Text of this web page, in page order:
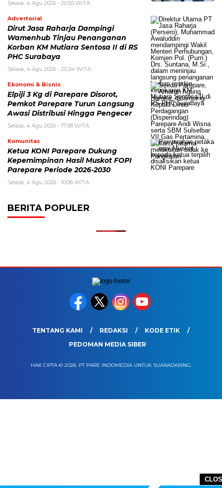
Selasa, 4 Agu 2026 - 20:50 WITA
Advertorial
Dirut Jasa Raharja Dampingi
Wamenhub Tinjau Penanganan
Korban KM Mutiara Sentosa II di RS
PHC Surabaya
Selasa, 4 Agu 2026 - 20:34 WITA
Ekonomi & Bisnis
Elpiji 3 Kg di Parepare Disorot,
Pemkot Parepare Turun Langsung
Awasi Distribusi Hingga Pengecer
Selasa, 4 Agu 2026 - 17:08 WITA
Komunitas
Ketua KONI Parepare Dukung
Kepemimpinan Hasil Muskot FOPI
Parepare Periode 2026-2030
Selasa, 4 Agu 2026 - 10:06 WITA
BERITA POPULER
TENTANG KAMI REDAKSI
KODE ETIK
PEDOMAN MEDIA SIBER
HAK CIPTA © 2026. PT PARE INDOMEDIA UNTUK SUARADARING.